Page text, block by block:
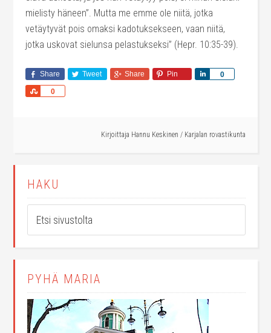
mielisty häneen”. Mutta me emme ole niitä, jotka
vetäytyvät pois omaksi kadotuksekseen, vaan niitä,
jotka uskovat sielunsa pelastukseksi” (Hepr. 10:35-39).
Share Tweet Share Pin 0
Share
0
Share
Kirjoittaja Hannu Keskinen / Karjalan rovastikunta
HAKU
PYHÄ MARIA